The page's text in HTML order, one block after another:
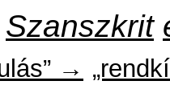
Szanszkrit
→